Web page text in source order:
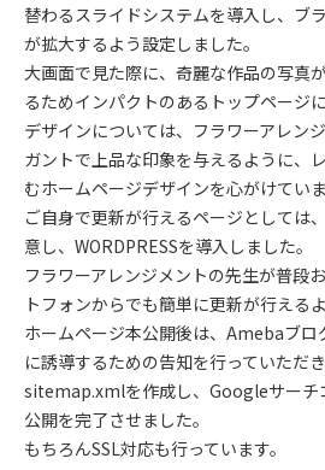
替わるスライドシステムを導入し、ブ
が拡大するよう設定しました。
大画面で見た際に、奇麗な作品の写真
るためインパクトのあるトップページ
デザインについては、フラワーアレン
ガントで上品な印象を与えるように、
むホームページデザインを心がけていま
ご自身で更新が行えるページとしては
意し、WORDPRESSを導入しました。
フラワーアレンジメントの先生が普段
トフォンからでも簡単に更新が行える
ホームページ本公開後は、Amebaブロ
に誘導するための告知を行っていただき
sitemap.xmlを作成し、Googleサーチ
公開を完了させました。
もちろんSSL対応も行っています。